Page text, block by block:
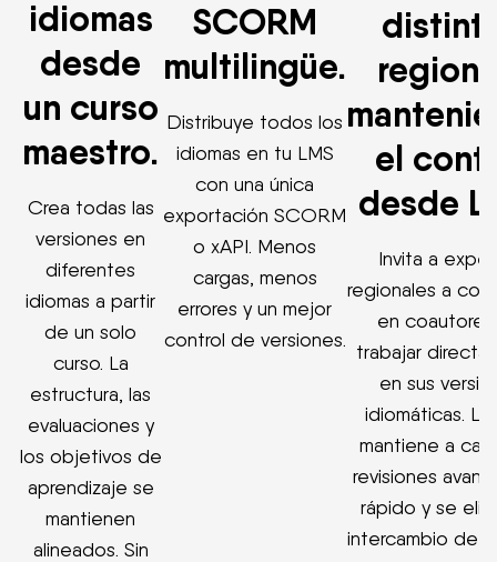
idiomas
desde
un curso
maestro.
Crea todas las
versiones en
diferentes
idiomas a partir
de un solo
curso. La
estructura, las
evaluaciones y
los objetivos de
aprendizaje se
mantienen
alineados. Sin
SCORM
multilingüe.
Distribuye todos los
idiomas en tu LMS
con una única
exportación SCORM
o xAPI. Menos
cargas, menos
errores y un mejor
control de versiones.
el
desde
Invita a
regionales a
en coautores
trabajar
en sus
idiomáticas.
mantiene a
revisiones
rápido y se
intercambio de